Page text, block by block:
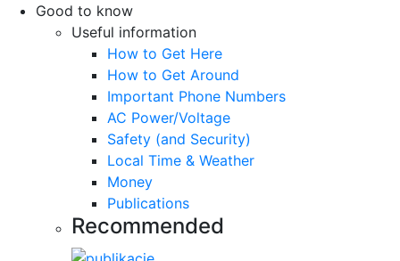
Good to know
Useful information
How to Get Here
How to Get Around
Important Phone Numbers
AC Power/Voltage
Safety (and Security)
Local Time & Weather
Money
Publications
Recommended